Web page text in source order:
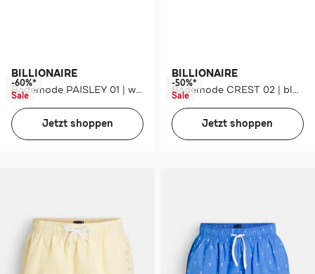
BILLIONAIRE
Bademode PAISLEY 01 | white
-60%*
Sale
Jetzt shoppen
BILLIONAIRE
Bademode CREST 02 | black
-50%*
Sale
Jetzt shoppen